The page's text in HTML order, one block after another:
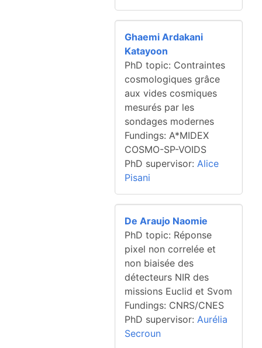
Ghaemi Ardakani
Katayoon
PhD topic: Contraintes
cosmologiques grâce
aux vides cosmiques
mesurés par les
sondages modernes
Fundings: A*MIDEX
COSMO-SP-VOIDS
PhD supervisor:Alice
Pisani
De Araujo Naomie
PhD topic: Réponse
pixel non correlée et
non biaisée des
détecteurs NIR des
missions Euclid et Svom
Fundings: CNRS/CNES
PhD supervisor:Aurélia
Secroun